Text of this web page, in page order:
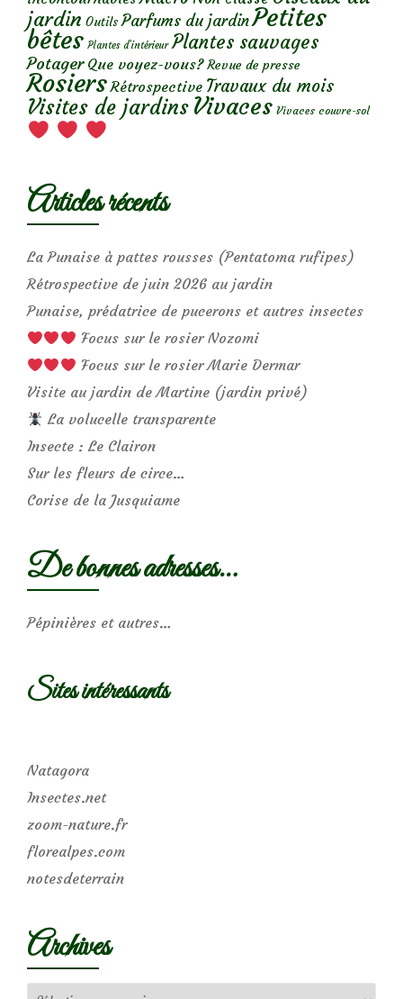
jardin Outils Parfums du jardinPetites
bêtes Plantes d’intérieur Plantes sauvages
Potager Que voyez-vous? Revue de presse
Rosiers Rétrospective Travaux du mois
Visites de jardins Vivaces Vivaces couvre-sol
Articles récents
La Punaise à pattes rousses (Pentatoma rufipes)
Rétrospective de juin 2026 au jardin
Punaise, prédatrice de pucerons et autres insectes
Focus sur le rosier Nozomi
Focus sur le rosier Marie Dermar
Visite au jardin de Martine (jardin privé)
La volucelle transparente
Insecte : Le Clairon
Sur les fleurs de circe…
Corise de la Jusquiame
De bonnes adresses…
Pépinières et autres…
Sites intéressants
Natagora
Insectes.net
zoom-nature.fr
florealpes.com
notesdeterrain
Archives